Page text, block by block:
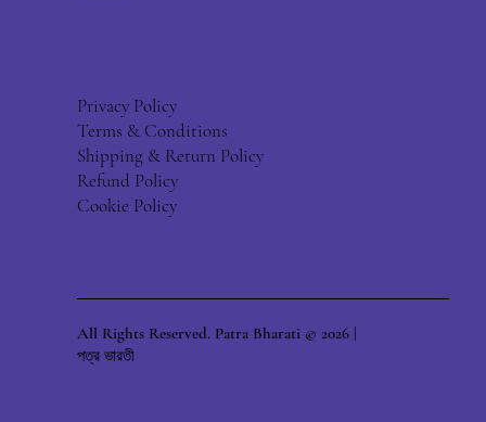
Privacy Policy
Terms & Conditions
Shipping & Return Policy
Refund Policy
Cookie Policy
All Rights Reserved. Patra Bharati © 2026 |
পত্র ভারতী